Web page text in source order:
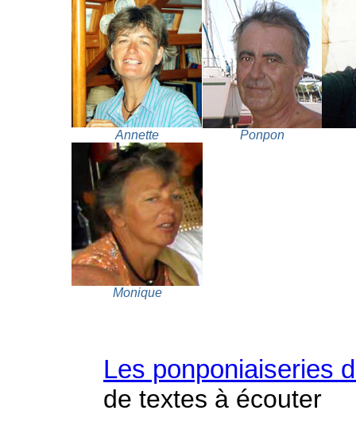
Annette Ponpon
Monique
Les ponponiaiseries
de textes à écouter